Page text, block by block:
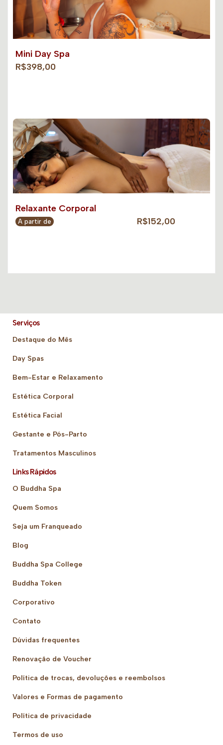
Mini Day Spa
R$398,00
Relaxante Corporal
A partir de R$152,00
Serviços
Destaque do Mês
Day Spas
Bem-Estar e Relaxamento
Estética Corporal
Estética Facial
Gestante e Pós-Parto
Tratamentos Masculinos
Links Rápidos
O Buddha Spa
Quem Somos
Seja um Franqueado
Blog
Buddha Spa College
Buddha Token
Corporativo
Contato
Dúvidas frequentes
Renovação de Voucher
Política de trocas, devoluções e reembolsos
Valores e Formas de pagamento
Política de privacidade
Termos de uso